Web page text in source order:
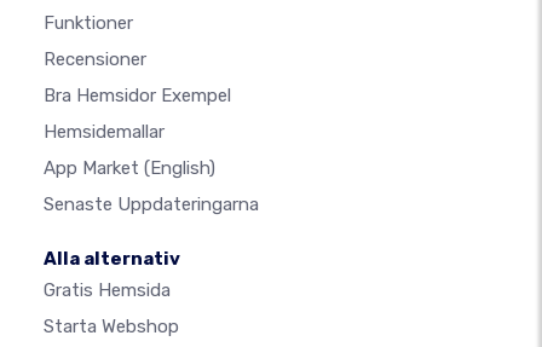
Funktioner
Recensioner
Bra Hemsidor Exempel
Hemsidemallar
App Market (English)
Senaste Uppdateringarna
Alla alternativ
Gratis Hemsida
Starta Webshop